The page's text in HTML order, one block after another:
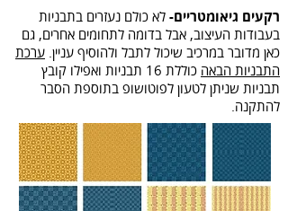
רקעים גיאומטריים- לא כולם נעזרים בתבניות
בעבודות העיצוב, אבל בדומה לתחומים אחרים, גם
כאן מדובר במרכיב שיכול לתבל ולהוסיף עניין. ערכת
התבניות הבאה
כוללת 16 תבניות ואפילו קובץ
תבניות שניתן לטעון לפוטושופ בתוספת הסבר
להתקנה.